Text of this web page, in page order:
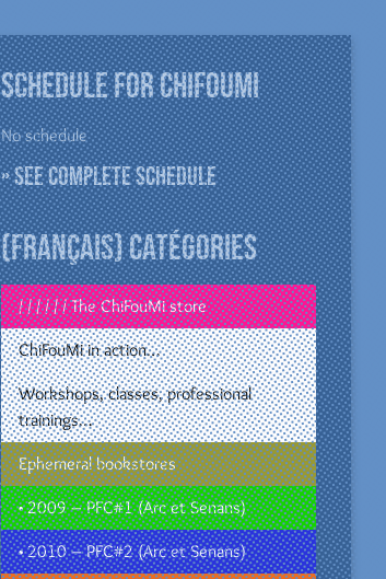
Schedule for ChiFouMi
No schedule
» See complete schedule
(Français) Catégories
/ / / / / / The ChiFouMi store
ChiFouMi in action…
Workshops, classes, professional
trainings…
Ephemeral bookstores
• 2009 – PFC#1 (Arc et Senans)
• 2010 – PFC#2 (Arc et Senans)